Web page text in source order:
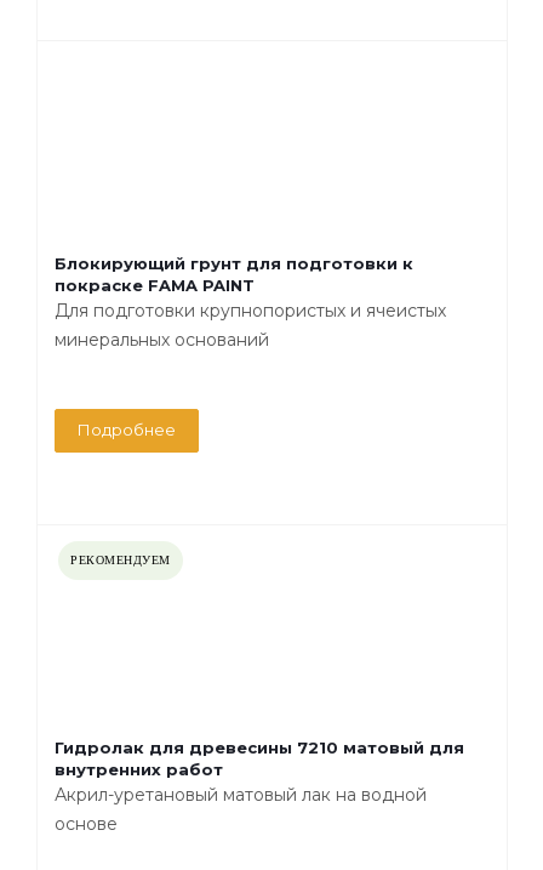
Блокирующий грунт для подготовки к
покраске FAMA PAINT
Для подготовки крупнопористых и ячеистых
минеральных оснований
Подробнее
РЕКОМЕНДУЕМ
Гидролак для древесины 7210 матовый для
внутренних работ
Акрил-уретановый матовый лак на водной
основе